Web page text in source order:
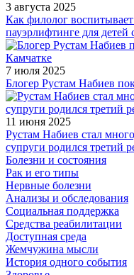
3 августа 2025
Как филолог
пауэрлифтинге для
7 июля 2025
Блогер Рустам Набиев
11 июня 2025
Рустам Набиев стал
супруги родился третий
Болезни и состояния
Рак и его типы
Нервные болезни
Анализы и обследования
Социальная поддержка
Средства реабилитации
Доступная среда
Жемчужина мысли
История одного события